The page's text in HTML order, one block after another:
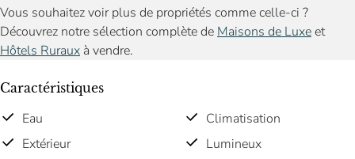
Vous souhaitez voir plus de propriétés comme celle-ci ?
Découvrez notre sélection complète de Maisons de Luxeet
Hôtels Ruraux à vendre.
Caractéristiques
Eau
Climatisation
Extérieur
Lumineux